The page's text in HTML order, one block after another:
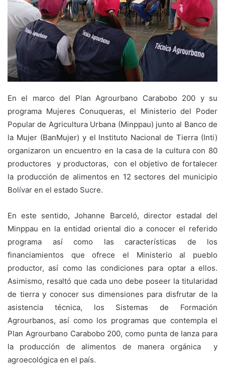
En el marco del Plan Agrourbano Carabobo 200 y su
programa Mujeres Conuqueras, el Ministerio del Poder
Popular de Agricultura Urbana (Minppau) junto al Banco de
la Mujer (BanMujer) y el Instituto Nacional de Tierra (Inti)
organizaron un encuentro en la casa de la cultura con 80
productores y productoras, con el objetivo de fortalecer
la producción de alimentos en 12 sectores del municipio
Bolívar en el estado Sucre.
En este sentido, Johanne Barceló, director estadal del
Minppau en la entidad oriental dio a conocer el referido
programa así como las características de los
financiamientos que ofrece el Ministerio al pueblo
productor, así como las condiciones para optar a ellos.
Asimismo, resaltó que cada uno debe poseer la titularidad
de tierra y conocer sus dimensiones para disfrutar de la
asistencia técnica, los Sistemas de Formación
Agrourbanos, así como los programas que contempla el
Plan Agrourbano Carabobo 200, como punta de lanza para
la producción de alimentos de manera orgánica y
agroecológica en el país.